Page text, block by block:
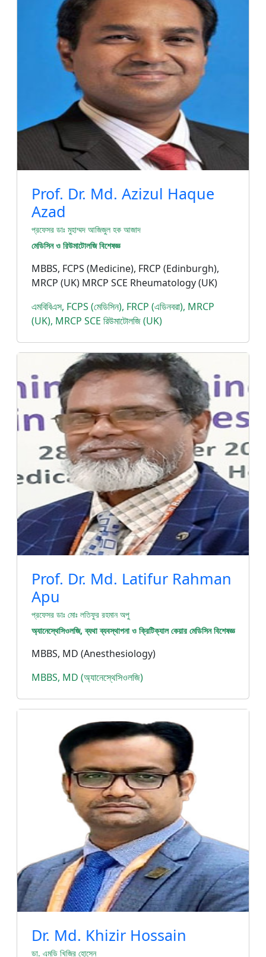
Prof. Dr. Md. Azizul Haque
Azad
প্রফেসর ডাঃ মুহাম্মদ আজিজুল হক আজাদ
মেডিসিন ও রিউমাটোলজি বিশেষজ্ঞ
MBBS, FCPS (Medicine), FRCP (Edinburgh),
MRCP (UK) MRCP SCE Rheumatology (UK)
এমবিবিএস, FCPS (মেডিসিন), FRCP (এডিনবরা), MRCP
(UK), MRCP SCE রিউমাটোলজি (UK)
Prof. Dr. Md. Latifur Rahman
Apu
প্রফেসর ডাঃ মোঃ লতিফুর রহমান অপু
অ্যানেস্থেসিওলজি, ব্যথা ব্যবস্থাপনা ও ক্রিটিক্যাল কেয়ার মেডিসিন বিশেষজ্ঞ
MBBS, MD (Anesthesiology)
MBBS, MD (অ্যানেস্থেসিওলজি)
Dr. Md. Khizir Hossain
ডা. এমডি খিজির হোসেন